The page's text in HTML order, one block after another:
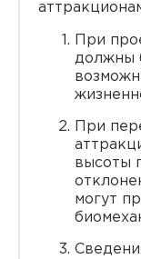
При
должны
При
высоты
могут